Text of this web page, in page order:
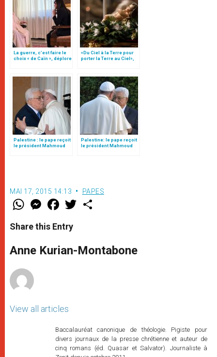
La guerre, c’est faire le
choix « de Caïn », déplore
«Du Ciel à la Terre pour
porter la Terre au Ciel»,
Palestine : le pape reçoit
le président Mahmoud
Palestine: le pape reçoit
le président Mahmoud
MAI 17, 2015 14:13 PAPES
W
t
s
p
p
M
e
s
e
g
e
F
a
e
b
o
k
w
r
Share this Entry
Anne Kurian-Montabone
View all articles
Baccalauréat canonique de théologie. Pigiste pour
divers journaux de la presse chrétienne et auteur de
cinq romans (éd. Quasar et Salvator). Journaliste à